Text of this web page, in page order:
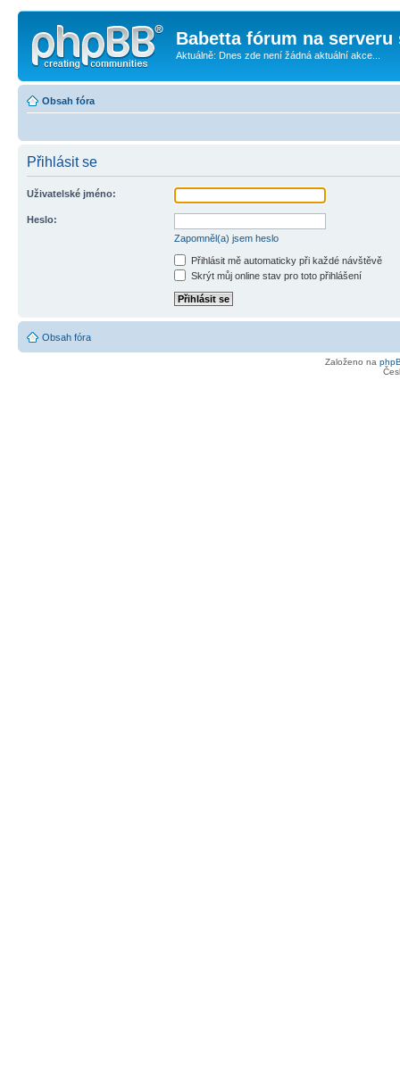
Babetta fórum na serveru
Aktuálně: Dnes zde není žádná aktuální akce...
Obsah fóra
Přihlásit se
Uživatelské jméno:
Heslo:
Zapomněl(a) jsem heslo
Přihlásit mě automaticky při každé návštěvě
Skrýt můj online stav pro toto přihlášení
Obsah fóra
Založeno na